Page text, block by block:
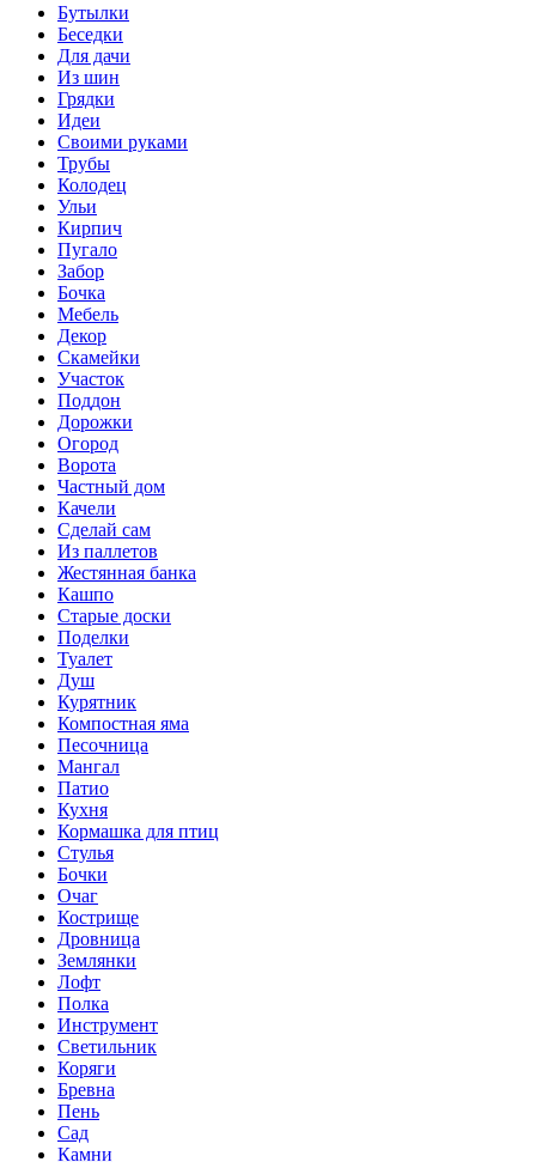
Бутылки
Беседки
Для дачи
Из шин
Грядки
Идеи
Своими руками
Трубы
Колодец
Ульи
Кирпич
Пугало
Забор
Бочка
Мебель
Декор
Скамейки
Участок
Поддон
Дорожки
Огород
Ворота
Частный дом
Качели
Сделай сам
Из паллетов
Жестянная банка
Кашпо
Старые доски
Поделки
Туалет
Душ
Курятник
Компостная яма
Песочница
Мангал
Патио
Кухня
Кормашка для птиц
Стулья
Бочки
Очаг
Кострище
Дровница
Землянки
Лофт
Полка
Инструмент
Светильник
Коряги
Бревна
Пень
Сад
Камни